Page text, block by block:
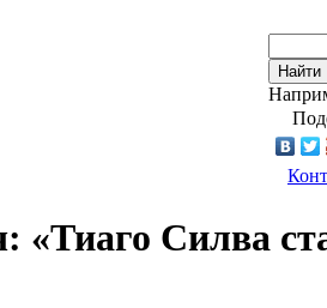
Найти
«Тиаго Силва